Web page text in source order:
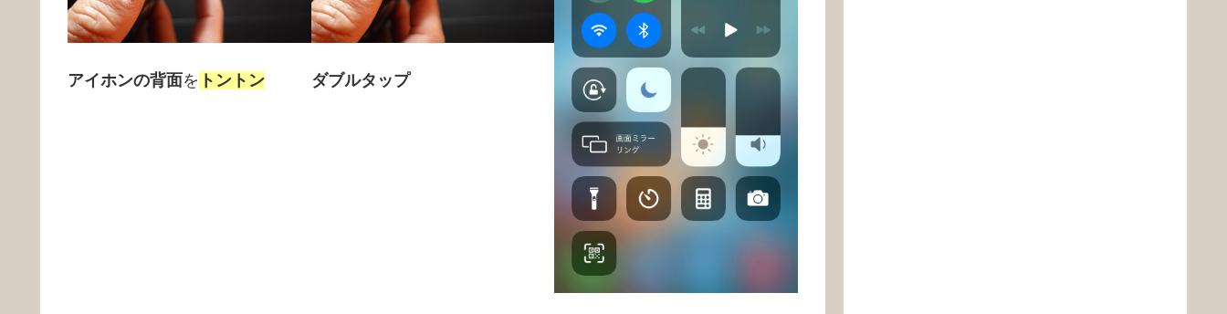
アイホンの背面を トントン ダブルタップ